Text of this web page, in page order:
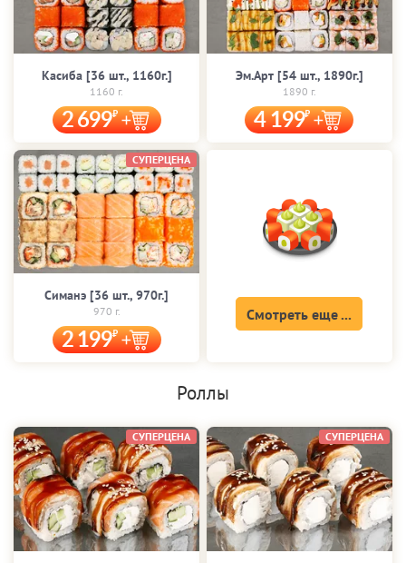
Касиба [36 шт., 1160г.]
1160 г.
2 699
Эм.Арт [54 шт., 1890г.]
1890 г.
4 199
Симанэ [36 шт., 970г.]
970 г.
2 199
СУПЕРЦЕНА
Смотреть еще ...
Роллы
СУПЕРЦЕНА СУПЕРЦЕНА